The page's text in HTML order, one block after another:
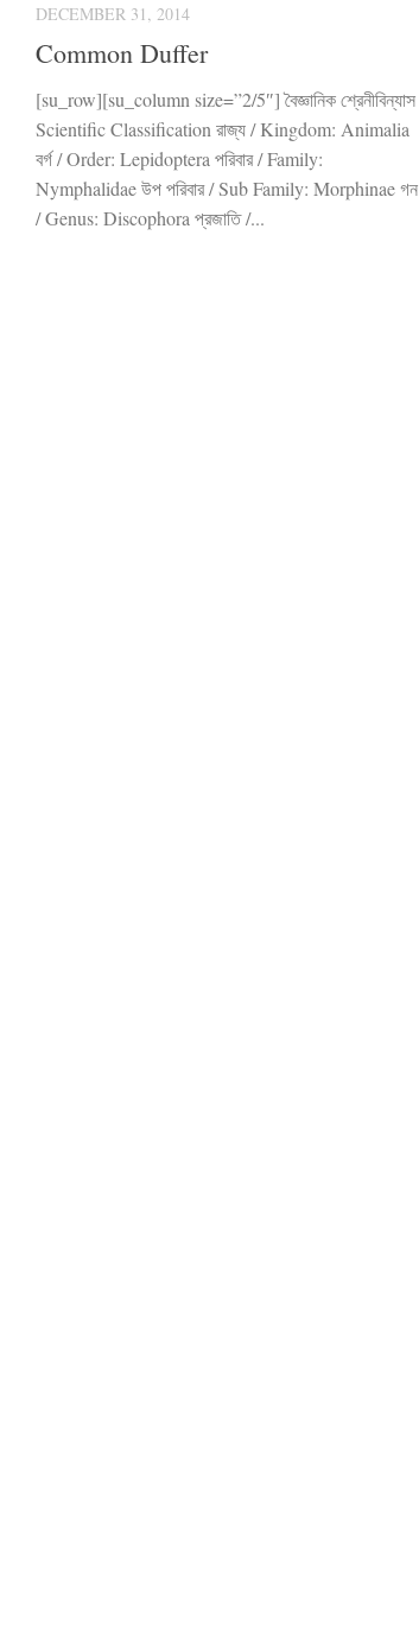
DECEMBER 31, 2014
Common Duffer
[su_row][su_column size=”2/5″] বৈজ্ঞানিক শ্রেনীবিন্যাস
Scientific Classification রাজ্য / Kingdom: Animalia
বর্গ / Order: Lepidoptera পরিবার / Family:
Nymphalidae উপ পরিবার / Sub Family: Morphinae গন
/ Genus: Discophora প্রজাতি /...